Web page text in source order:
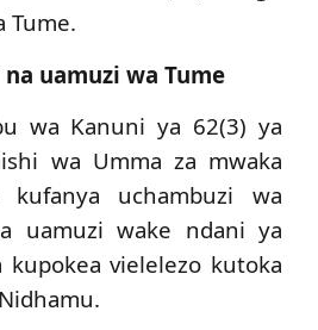
Tume.
uamuzi wa Tume
wa Kanuni ya 62(3) ya
wa Umma za mwaka
kufanya uchambuzi wa
uamuzi wake ndani ya
kupokea vielelezo kutoka